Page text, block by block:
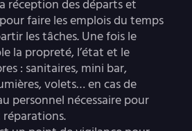
réception des départs et
faire les emplois du temps
les tâches. Une fois le
la propreté, l’état et le
: sanitaires, mini bar,
volets… en cas de
personnel nécessaire pour